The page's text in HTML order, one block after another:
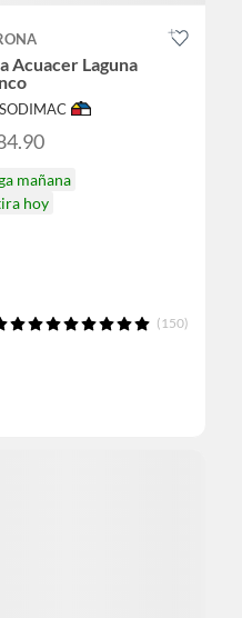
Acuacer Laguna
mañana
hoy
(150)